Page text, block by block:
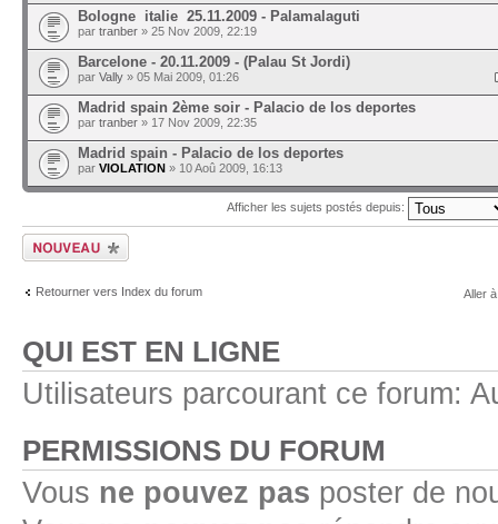
Bologne italie 25.11.2009 - Palamalaguti
par tranber » 25 Nov 2009, 22:19
Barcelone - 20.11.2009 - (Palau St Jordi)
par Vally » 05 Mai 2009, 01:26
Madrid spain 2ème soir - Palacio de los deportes
par tranber » 17 Nov 2009, 22:35
Madrid spain - Palacio de los deportes
par VIOLATION » 10 Aoû 2009, 16:13
Afficher les sujets postés depuis:
Ecrire un nouveau
sujet
Retourner vers Index du forum Aller
QUI EST EN LIGNE
Utilisateurs parcourant ce forum:
PERMISSIONS DU FORUM
Vous ne pouvez pas poster de